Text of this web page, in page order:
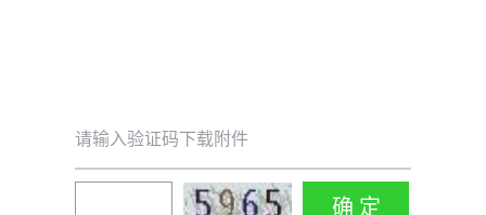
请输入验证码下载附件